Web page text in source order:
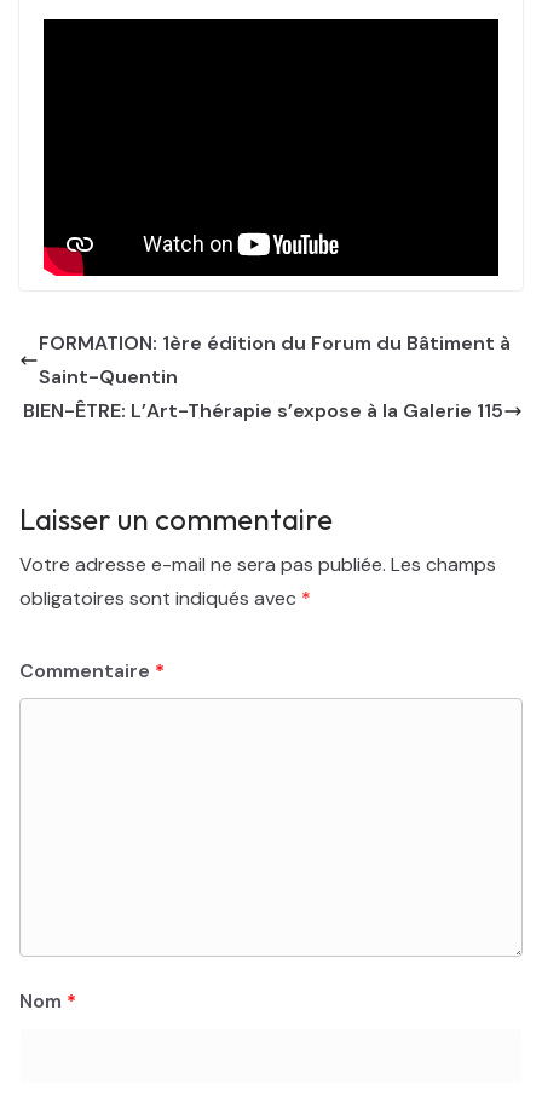
FORMATION: 1ère édition du Forum du Bâtiment à
Saint-Quentin
BIEN-ÊTRE: L’Art-Thérapie s’expose à la Galerie 115
Laisser un commentaire
Votre adresse e-mail ne sera pas publiée. Les champs
obligatoires sont indiqués avec *
Commentaire *
Nom *